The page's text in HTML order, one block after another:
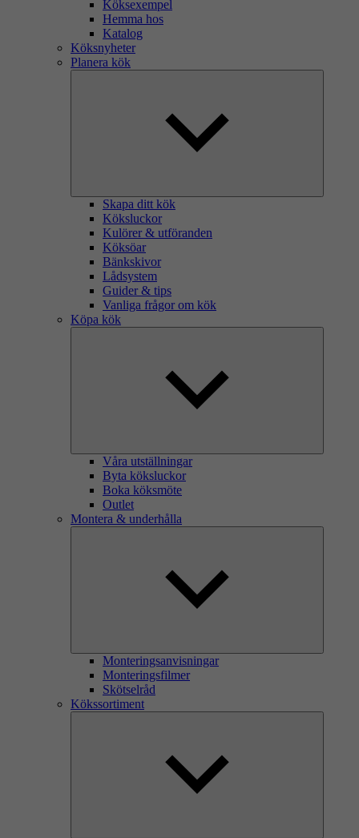
Köksexempel
Hemma hos
Katalog
Köksnyheter
Planera kök
Skapa ditt kök
Köksluckor
Kulörer & utföranden
Köksöar
Bänkskivor
Lådsystem
Guider & tips
Vanliga frågor om kök
Köpa kök
Våra utställningar
Byta köksluckor
Boka köksmöte
Outlet
Montera & underhålla
Monteringsanvisningar
Monteringsfilmer
Skötselråd
Kökssortiment